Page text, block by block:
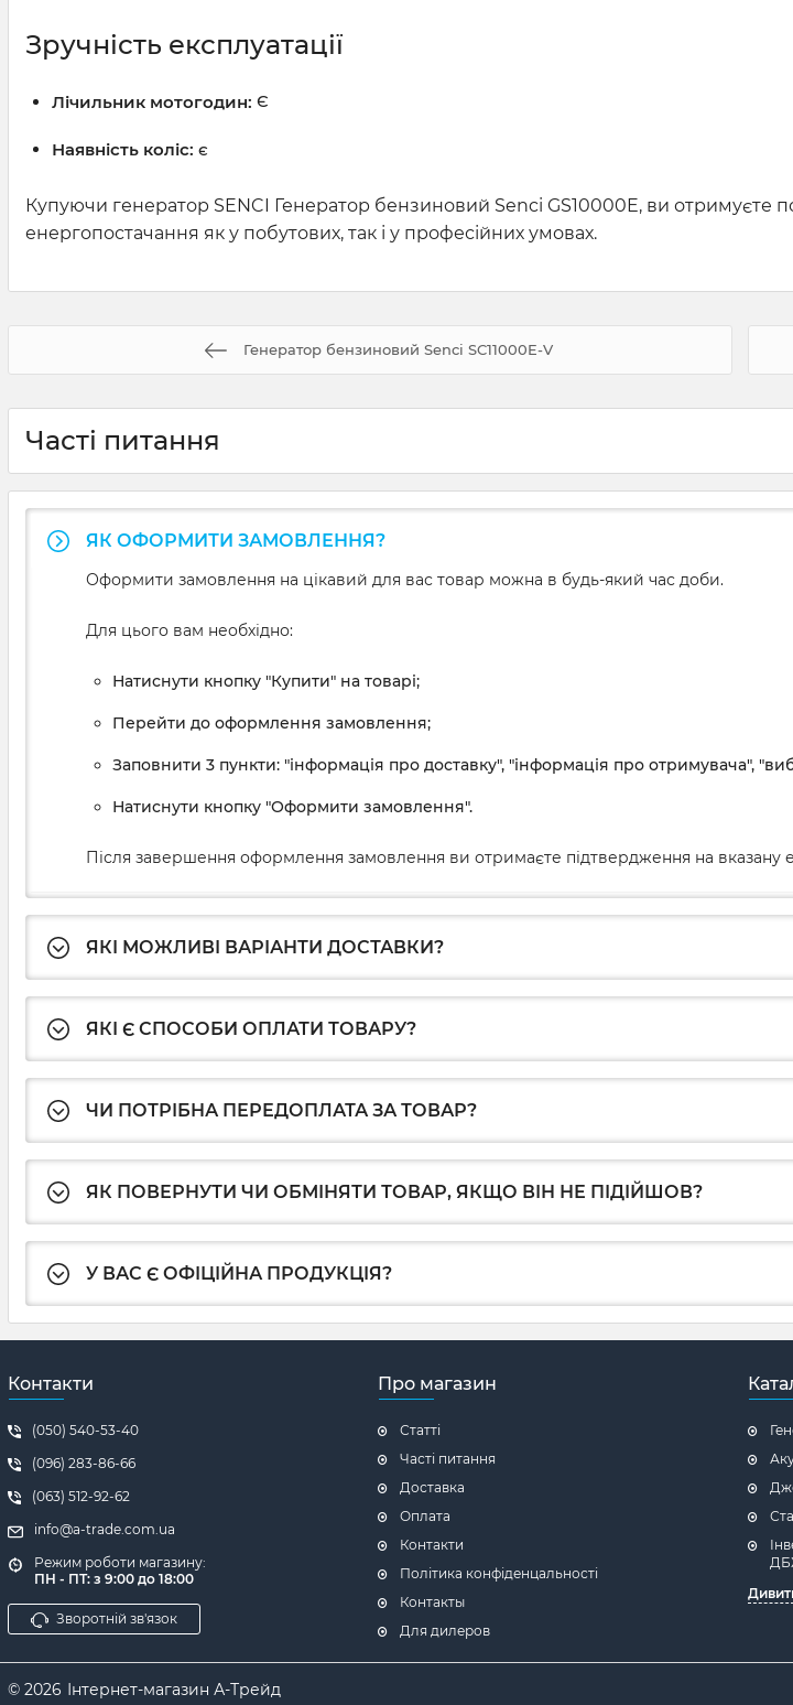
Зручність експлуатації
Лічильник мотогодин: Є
Наявність коліс: є
Купуючи генератор SENCI Генератор бензиновий Senci GS10000E, ви отримуєте
енергопостачання як у побутових, так і у професійних умовах.
Генератор бензиновий Senci SC11000E-V
Часті питання
ЯК ОФОРМИТИ ЗАМОВЛЕННЯ?
Оформити замовлення на цікавий для вас товар можна в будь-який час доби.
Для цього вам необхідно:
Натиснути кнопку "Купити" на товарі;
Перейти до оформлення замовлення;
Заповнити 3 пункти: "інформація про доставку", "інформація про отримувача",
Натиснути кнопку "Оформити замовлення".
Після завершення оформлення замовлення ви отримаєте підтвердження на вказану
ЯКІ МОЖЛИВІ ВАРІАНТИ ДОСТАВКИ?
ЯКІ Є СПОСОБИ ОПЛАТИ ТОВАРУ?
ЧИ ПОТРІБНА ПЕРЕДОПЛАТА ЗА ТОВАР?
ЯК ПОВЕРНУТИ ЧИ ОБМІНЯТИ ТОВАР, ЯКЩО ВІН НЕ ПІДІЙШОВ?
У ВАС Є ОФІЦІЙНА ПРОДУКЦІЯ?
Контакти
(050) 540-53-40
(096) 283-86-66
(063) 512-92-62
info@a-trade.com.ua
Режим роботи магазину:
ПН - ПТ: з 9:00 до 18:00
Зворотній зв'язок
Про магазин
Статті
Часті питання
Доставка
Оплата
Контакти
Політика конфіденцальності
Контакты
Для дилеров
© 2026 Інтернет-магазин А-Трейд